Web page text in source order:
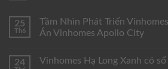
25
Th6
Tầm Nhìn Phát Triển
Án Vinhomes Apollo City
24 Vinhomes Hạ Long Xanh có